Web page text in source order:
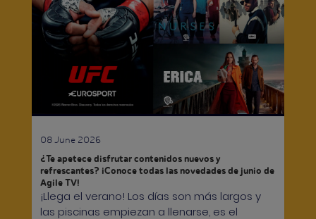
08 June 2026
¿Te apetece disfrutar contenidos nuevos y
refrescantes? ¡Conoce todas las novedades de junio de
Agile TV!
¡Llega el verano! Los días son más largos y
las piscinas empiezan a llenarse, es el